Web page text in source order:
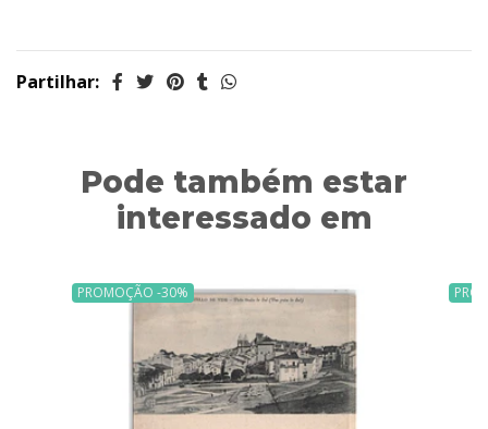
Partilhar:
Pode também estar
interessado em
PROMOÇÃO -30%